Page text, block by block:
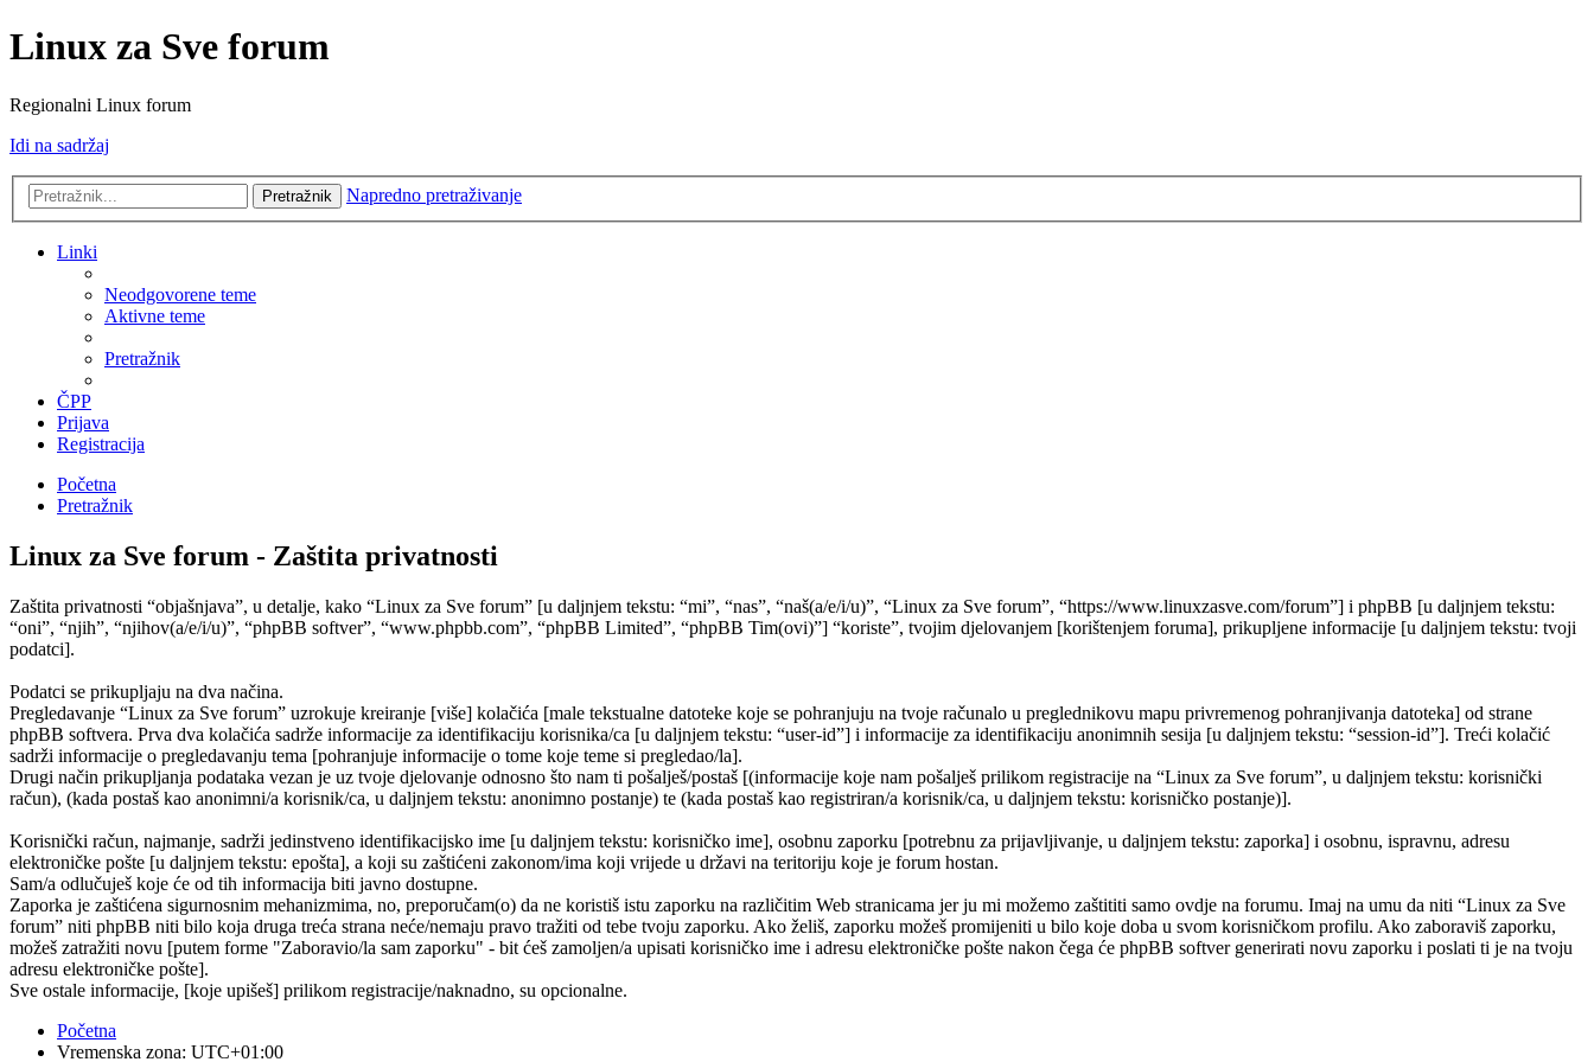
Linux za Sve forum
Regionalni Linux forum
Idi na sadržaj
Pretražnik Napredno pretraživanje
Linki
Neodgovorene teme
Aktivne teme
Pretražnik
ČPP
Prijava
Registracija
Početna
Pretražnik
Linux za Sve forum - Zaštita privatnosti
Zaštita privatnosti “objašnjava”, u detalje, kako “Linux za Sve forum” [u daljnjem tekstu: “mi”, “nas”, “naš(a/e/i/u)”, “Linux za Sve forum”, “https://www.linuxzasve.com/forum”] i phpBB [u daljnjem tekstu:
“oni”, “njih”, “njihov(a/e/i/u)”, “phpBB softver”, “www.phpbb.com”, “phpBB Limited”, “phpBB Tim(ovi)”] “koriste”, tvojim djelovanjem [korištenjem foruma], prikupljene informacije [u daljnjem tekstu: tvoji
podatci].
Podatci se prikupljaju na dva načina.
Pregledavanje “Linux za Sve forum” uzrokuje kreiranje [više] kolačića [male tekstualne datoteke koje se pohranjuju na tvoje računalo u preglednikovu mapu privremenog pohranjivanja datoteka] od strane
phpBB softvera. Prva dva kolačića sadrže informacije za identifikaciju korisnika/ca [u daljnjem tekstu: “user-id”] i informacije za identifikaciju anonimnih sesija [u daljnjem tekstu: “session-id”]. Treći kolačić
sadrži informacije o pregledavanju tema [pohranjuje informacije o tome koje teme si pregledao/la].
Drugi način prikupljanja podataka vezan je uz tvoje djelovanje odnosno što nam ti pošalješ/postaš [(informacije koje nam pošalješ prilikom registracije na “Linux za Sve forum”, u daljnjem tekstu: korisnički
račun), (kada postaš kao anonimni/a korisnik/ca, u daljnjem tekstu: anonimno postanje) te (kada postaš kao registriran/a korisnik/ca, u daljnjem tekstu: korisničko postanje)].
Korisnički račun, najmanje, sadrži jedinstveno identifikacijsko ime [u daljnjem tekstu: korisničko ime], osobnu zaporku [potrebnu za prijavljivanje, u daljnjem tekstu: zaporka] i osobnu, ispravnu, adresu
elektroničke pošte [u daljnjem tekstu: epošta], a koji su zaštićeni zakonom/ima koji vrijede u državi na teritoriju koje je forum hostan.
Sam/a odlučuješ koje će od tih informacija biti javno dostupne.
Zaporka je zaštićena sigurnosnim mehanizmima, no, preporučam(o) da ne koristiš istu zaporku na različitim Web stranicama jer ju mi možemo zaštititi samo ovdje na forumu. Imaj na umu da niti “Linux za Sve
forum” niti phpBB niti bilo koja druga treća strana neće/nemaju pravo tražiti od tebe tvoju zaporku. Ako želiš, zaporku možeš promijeniti u bilo koje doba u svom korisničkom profilu. Ako zaboraviš zaporku,
možeš zatražiti novu [putem forme "Zaboravio/la sam zaporku" - bit ćeš zamoljen/a upisati korisničko ime i adresu elektroničke pošte nakon čega će phpBB softver generirati novu zaporku i poslati ti je na tvoju
adresu elektroničke pošte].
Sve ostale informacije, [koje upišeš] prilikom registracije/naknadno, su opcionalne.
Početna
Vremenska zona: UTC+01:00